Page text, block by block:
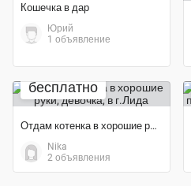
Кошечка в дар
Юрий
1 объявление
бесплатно
Отдам котенка в хорошие руки, девочка
Nika
2 объявления